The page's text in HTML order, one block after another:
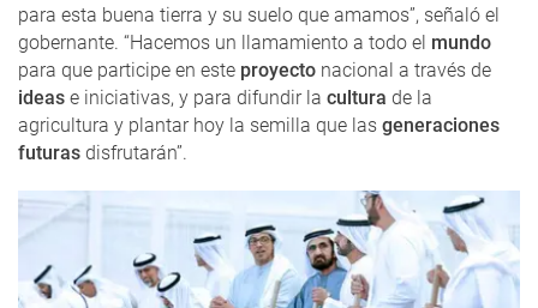
para esta buena tierra y su suelo que amamos”, señaló el
gobernante. “Hacemos un llamamiento a todo el mundo
para que participe en este proyecto nacional a través de
ideas e iniciativas, y para difundir la cultura de la
agricultura y plantar hoy la semilla que las generaciones
futuras disfrutarán”.